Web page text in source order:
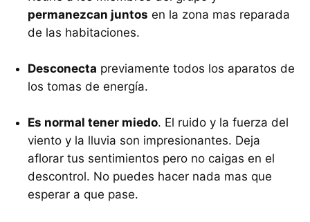
permanezcan juntos en la zona mas reparada
de las habitaciones.
Desconecta previamente todos los aparatos de
los tomas de energía.
Es normal tener miedo. El ruido y la fuerza del
viento y la lluvia son impresionantes. Deja
aflorar tus sentimientos pero no caigas en el
descontrol. No puedes hacer nada mas que
esperar a que pase.